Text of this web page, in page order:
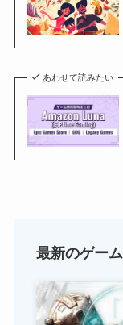
あわせて読みたい
最新のゲー